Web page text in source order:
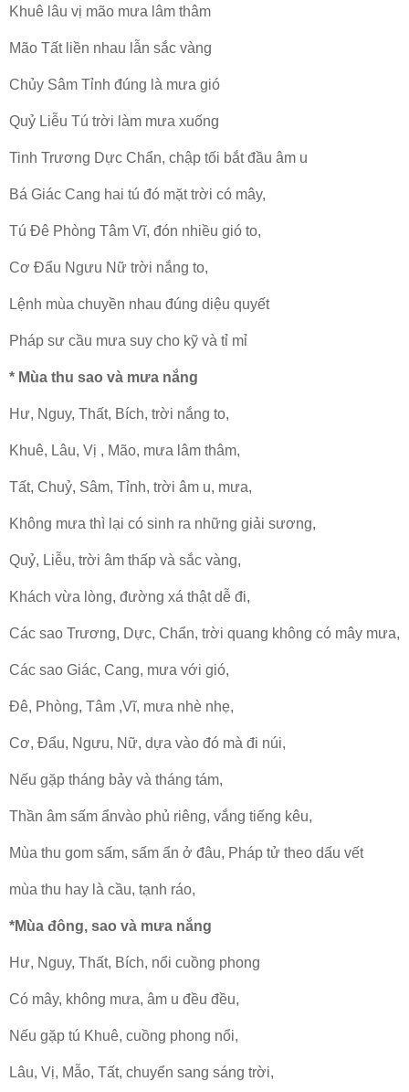
Khuê lâu vị mão mưa lâm thâm
Mão Tất liền nhau lẫn sắc vàng
Chủy Sâm Tỉnh đúng là mưa gió
Quỷ Liễu Tú trời làm mưa xuống
Tinh Trương Dực Chẩn, chập tối bắt đầu âm u
Bá Giác Cang hai tú đó mặt trời có mây,
Tú Đê Phòng Tâm Vĩ, đón nhiều gió to,
Cơ Đẩu Ngưu Nữ trời nắng to,
Lệnh mùa chuyền nhau đúng diệu quyết
Pháp sư cầu mưa suy cho kỹ và tỉ mỉ
* Mùa thu sao và mưa nắng
Hư, Nguy, Thất, Bích, trời nắng to,
Khuê, Lâu, Vị , Mão, mưa lâm thâm,
Tất, Chuỷ, Sâm, Tỉnh, trời âm u, mưa,
Không mưa thì lại có sinh ra những giải sương,
Quỷ, Liễu, trời âm thấp và sắc vàng,
Khách vừa lòng, đường xá thật dễ đi,
Các sao Trương, Dực, Chẩn, trời quang không có mây mưa,
Các sao Giác, Cang, mưa với gió,
Đê, Phòng, Tâm ,Vĩ, mưa nhè nhẹ,
Cơ, Đẩu, Ngưu, Nữ, dựa vào đó mà đi núi,
Nếu gặp tháng bảy và tháng tám,
Thần âm sấm ẩnvào phủ riêng, vắng tiếng kêu,
Mùa thu gom sấm, sấm ẩn ở đâu, Pháp tử theo dấu vết
mùa thu hay là cầu, tạnh ráo,
*Mùa đông, sao và mưa nắng
Hư, Nguy, Thất, Bích, nổi cuồng phong
Có mây, không mưa, âm u đều đều,
Nếu gặp tú Khuê, cuồng phong nổi,
Lâu, Vị, Mẫo, Tất, chuyển sang sáng trời,